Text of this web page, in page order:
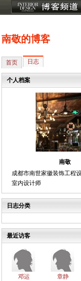
南敬的博客
首页 日志
个人档案
南敬
成都市南世家徽装饰工程
室内设计师
日志分类
最近访客
邓运 章静